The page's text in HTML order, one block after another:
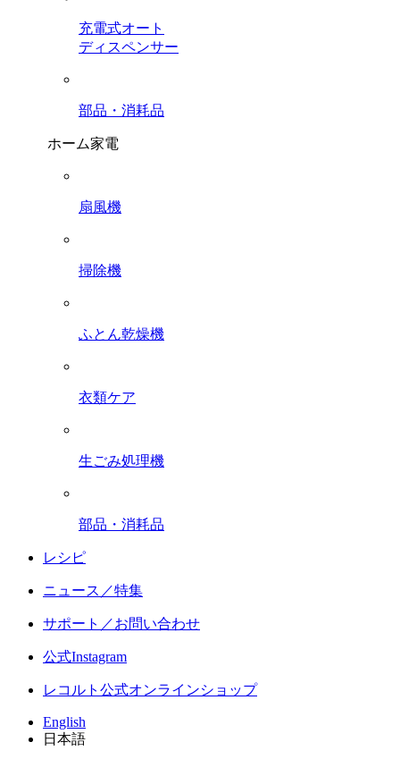
充電式オート
ディスペンサー
部品・消耗品
ホーム家電
扇風機
掃除機
ふとん乾燥機
衣類ケア
生ごみ処理機
部品・消耗品
レシピ
ニュース／特集
サポート／お問い合わせ
公式Instagram
レコルト公式オンラインショップ
English
日本語